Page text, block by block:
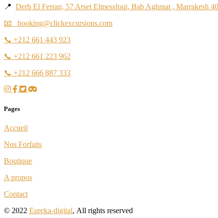
📍 Derb El Ferran, 57 Arset Elmessfoui, Bab Aghmat , Marrakesh
📧 booking@clickexcursions.com
📞 +212 661 443 923
📞 +212 661 223 962
📞 +212 666 887 333
Pages
Accueil
Nos Forfaits
Boutique
A propos
Contact
© 2022 Eureka-digital, All rights reserved